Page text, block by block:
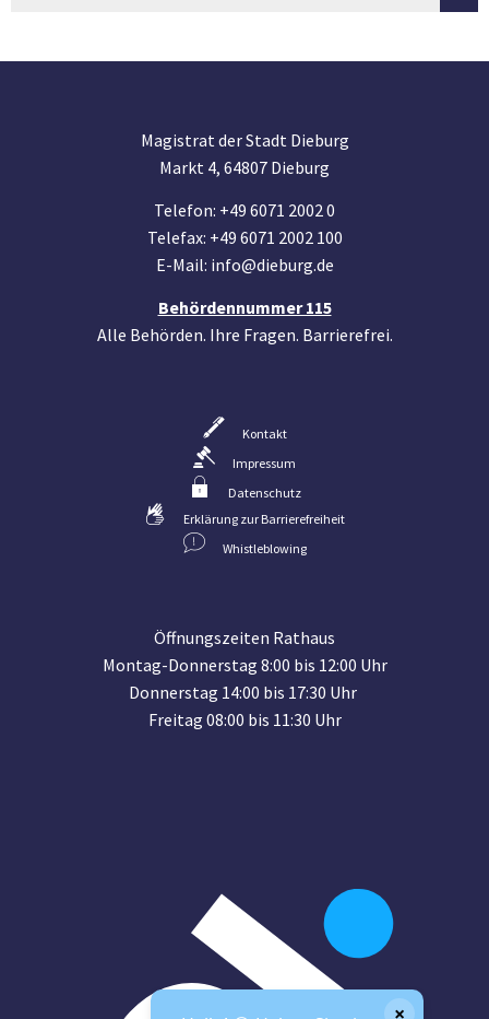
Magistrat der Stadt Dieburg
Markt 4, 64807 Dieburg
Telefon: +49 6071 2002 0
Telefax: +49 6071 2002 100
E-Mail: info@dieburg.de
Behördennummer 115
Alle Behörden. Ihre Fragen. Barrierefrei.
Kontakt
Impressum
Datenschutz
Erklärung zur Barrierefreiheit
Whistleblowing
Öffnungszeiten Rathaus
Montag-Donnerstag 8:00 bis 12:00 Uhr
Donnerstag 14:00 bis 17:30 Uhr
Freitag 08:00 bis 11:30 Uhr
×